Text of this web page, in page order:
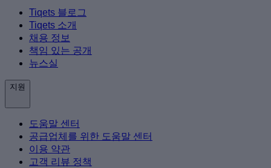
Tiqets 블로그
Tiqets 소개
채용 정보
책임 있는 공개
뉴스실
지원
도움말 센터
공급업체를 위한 도움말 센터
이용 약관
고객 리뷰 정책